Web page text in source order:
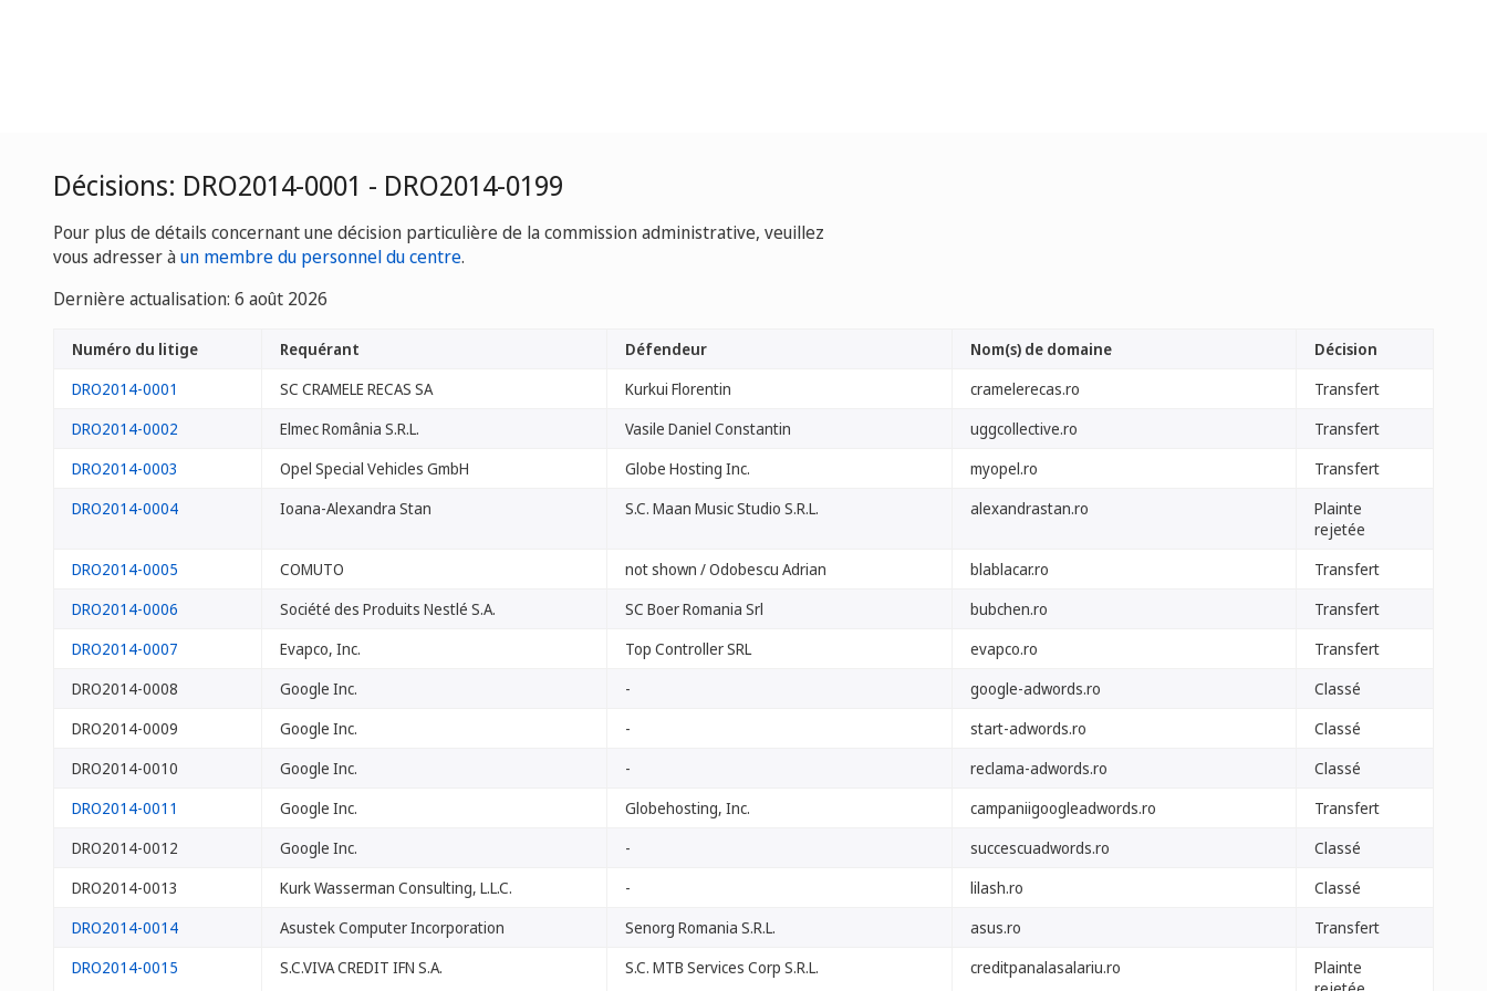
Décisions: DRO2014-0001 - DRO2014-0199
Pour plus de détails concernant une décision particulière de la commission administrative, veuillez
vous adresser àun membre du personnel du centre.
Dernière actualisation: 6 août 2026
Numéro du litige Requérant Défendeur Nom(s) de domaine
Décision
DRO2014-0001
SC CRAMELE RECAS SA Kurkui Florentin cramelerecas.ro
Transfert
DRO2014-0002
Elmec România S.R.L. Vasile Daniel Constantin uggcollective.ro
Transfert
DRO2014-0003
Opel Special Vehicles GmbH Globe Hosting Inc. myopel.ro
Transfert
DRO2014-0004
Ioana-Alexandra Stan S.C. Maan Music Studio S.R.L. alexandrastan.ro
Plainte
rejetée
DRO2014-0005
COMUTO not shown / Odobescu Adrian blablacar.ro
Transfert
DRO2014-0006
Société des Produits Nestlé S.A. SC Boer Romania Srl bubchen.ro
Transfert
DRO2014-0007
Evapco, Inc. Top Controller SRL evapco.ro
Transfert
DRO2014-0008
Google Inc. - google-adwords.ro
Classé
DRO2014-0009
Google Inc. - start-adwords.ro
Classé
DRO2014-0010
Google Inc. - reclama-adwords.ro
Classé
DRO2014-0011
Google Inc. Globehosting, Inc. campaniigoogleadwords.ro
Transfert
DRO2014-0012
Google Inc. - succescuadwords.ro
Classé
DRO2014-0013
Kurk Wasserman Consulting, L.L.C. - lilash.ro
Classé
DRO2014-0014
Asustek Computer Incorporation Senorg Romania S.R.L. asus.ro
Transfert
DRO2014-0015
S.C.VIVA CREDIT IFN S.A. S.C. MTB Services Corp S.R.L. creditpanalasalariu.ro
Plainte